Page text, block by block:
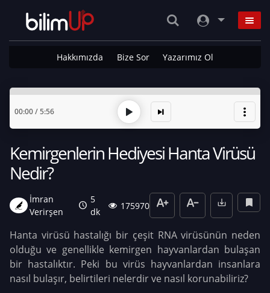
Hakkımızda Bize Sor Yazarımız Ol
00:00/5:56
Kemirgenlerin Hediyesi Hanta Virüsü
Nedir?
İmran
Verirşen
5
dk
175970
Hanta virüsü hastalığı bir çeşit RNA virüsünün neden
olduğu ve genellikle kemirgen hayvanlardan bulaşan
bir hastalıktır. Peki bu virüs hayvanlardan insanlara
nasıl bulaşır, belirtileri nelerdir ve nasıl korunabiliriz?